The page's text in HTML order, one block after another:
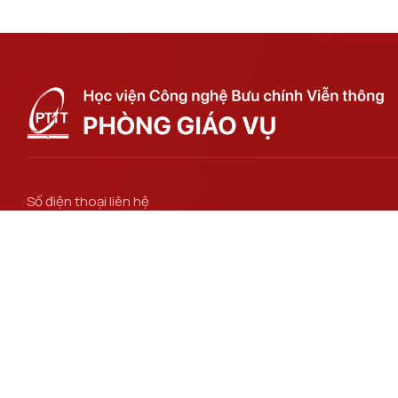
Số điện thoại liên hệ